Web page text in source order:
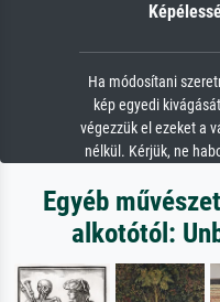
Ha módosítani
kép egyedi
végezzük el ezeket a
nélkül. Kérjük, ne
Egyéb
alkotótól: